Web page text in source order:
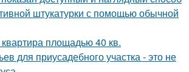
штукатурки с помощью обычной
площадью 40 кв.
для приусадебного участка - это не